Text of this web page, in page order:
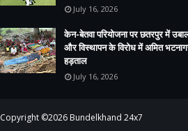
July 16, 2026
केन-बेतवा परियोजना पर छतरपुर में
और विस्थापन के विरोध में अमित
हड़ताल
July 16, 2026
Copyright ©2026 Bundelkhand 24x7